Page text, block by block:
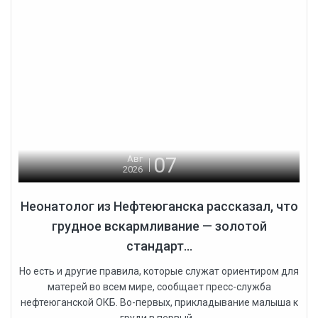
Авг
2026
07
Неонатолог из Нефтеюганска рассказал, что
грудное вскармливание — золотой
стандарт...
Но есть и другие правила, которые служат ориентиром для
матерей во всем мире, сообщает пресс-служба
нефтеюганской ОКБ. Во-первых, прикладывание малыша к